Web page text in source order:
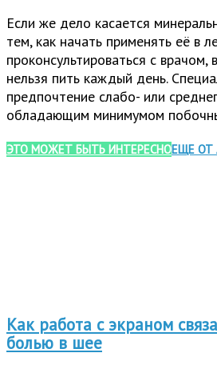
Если же дело касается
тем, как начать применять её в
проконсультироваться с врачом,
нельзя пить каждый день.
предпочтение слабо- или
обладающим минимумом
ЭТО МОЖЕТ БЫТЬ ИНТЕРЕСНОЕЩЕ ОТ
Как работа с экраном
болью в шее